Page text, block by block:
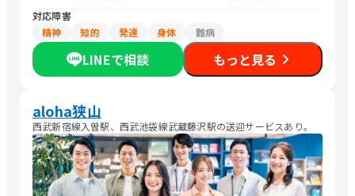
対応障害
精神
知的 発達 身体 難病
LINEで相談 もっと見る
aloha狭山
西武新宿線入曽駅、西武池袋線武蔵藤沢駅の送迎サービスあり。